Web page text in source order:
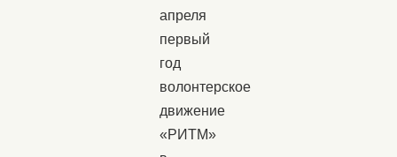
апреля
первый
год
волонтерское
движение
«РИТМ»